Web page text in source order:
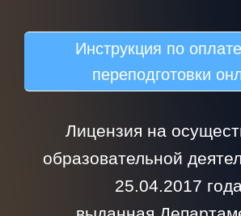
Инструкция по
переподготовки
Лицензия на
образовательной
25.04.2017